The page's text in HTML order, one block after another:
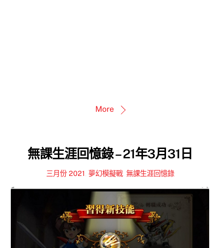
More
無課生涯回憶錄 – 21年3月31日
三月份 2021 夢幻模擬戰, 無課生涯回憶錄